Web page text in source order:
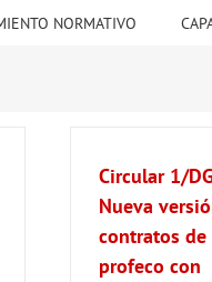
NORMATIVO
Circular 1/
Nueva
contratos de
profeco con